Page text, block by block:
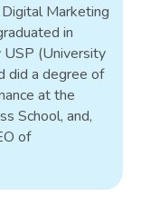
Marketing
in
(University
did a degree of
at the
School, and,
of